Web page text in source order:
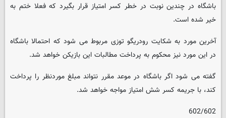
باشگاه در چندین نوبت در خطر کسر امتیاز قرار بگیرد که فعلا ختم به
خیر شده است.
آخرین مورد به شکایت رودریگو توزی مربوط می شود که احتمالا باشگاه
در این مورد نیز محکوم به پرداخت مطالبات این بازیکن خواهد شد.
گفته می شود اگر باشگاه در موعد مقرر نتواند مبلغ موردنظر را پرداخت
کند، با جریمه کسر شش امتیاز مواجه خواهد شد.
602/602